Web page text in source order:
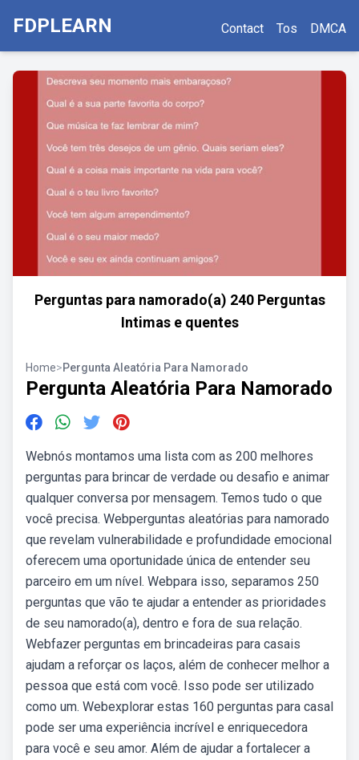
FDPLEARN Contact Tos DMCA
Perguntas para namorado(a) 240 Perguntas
Intimas e quentes
Home>Pergunta Aleatória Para Namorado
Pergunta Aleatória Para Namorado
Webnós montamos uma lista com as 200 melhores
perguntas para brincar de verdade ou desafio e animar
qualquer conversa por mensagem. Temos tudo o que
você precisa. Webperguntas aleatórias para namorado
que revelam vulnerabilidade e profundidade emocional
oferecem uma oportunidade única de entender seu
parceiro em um nível. Webpara isso, separamos 250
perguntas que vão te ajudar a entender as prioridades
de seu namorado(a), dentro e fora de sua relação.
Webfazer perguntas em brincadeiras para casais
ajudam a reforçar os laços, além de conhecer melhor a
pessoa que está com você. Isso pode ser utilizado
como um. Webexplorar estas 160 perguntas para casal
pode ser uma experiência incrível e enriquecedora
para você e seu amor. Além de ajudar a fortalecer a